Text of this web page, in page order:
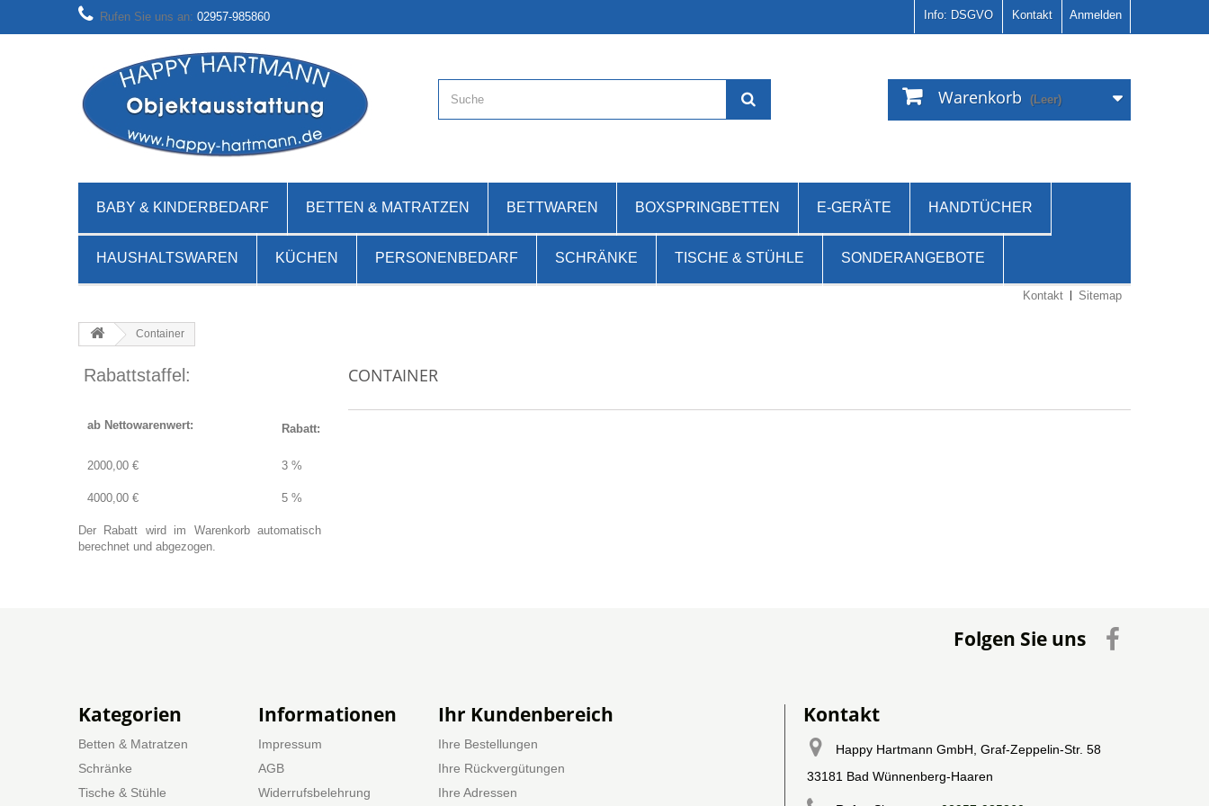
Anmelden
Kontakt
Info: DSGVO
Rufen Sie uns an: 02957-985860
Warenkorb (Leer)
BABY & KINDERBEDARF BETTEN & MATRATZEN BETTWAREN BOXSPRINGBETTEN E-GERÄTE HANDTÜCHER
HAUSHALTSWAREN KÜCHEN PERSONENBEDARF SCHRÄNKE TISCHE & STÜHLE SONDERANGEBOTE
Kontakt Sitemap
Container
Rabattstaffel:
ab Nettowarenwert: Rabatt:
2000,00 € 3 %
4000,00 € 5 %
Der Rabatt wird im Warenkorb automatisch
berechnet und abgezogen.
CONTAINER
Folgen Sie uns
Kategorien
Betten & Matratzen
Schränke
Tische & Stühle
Informationen
Impressum
AGB
Widerrufsbelehrung
Ihr Kundenbereich
Ihre Bestellungen
Ihre Rückvergütungen
Ihre Adressen
Kontakt
Happy Hartmann GmbH, Graf-Zeppelin-Str. 58
33181 Bad Wünnenberg-Haaren